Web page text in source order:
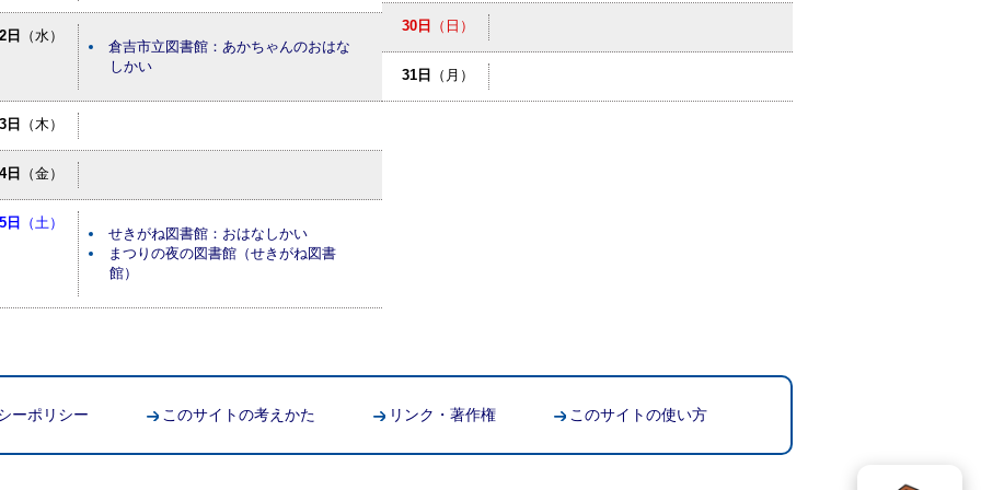
日 （水）
倉吉市立図書館：あかちゃんのおはな
しかい
日 （木）
日 （金）
日 （土）
せきがね図書館：おはなしかい
まつりの夜の図書館（せきがね図書
館）
30日 （日）
31日 （月）
ーポリシー このサイトの考えかた リンク・著作権 このサイトの使い方